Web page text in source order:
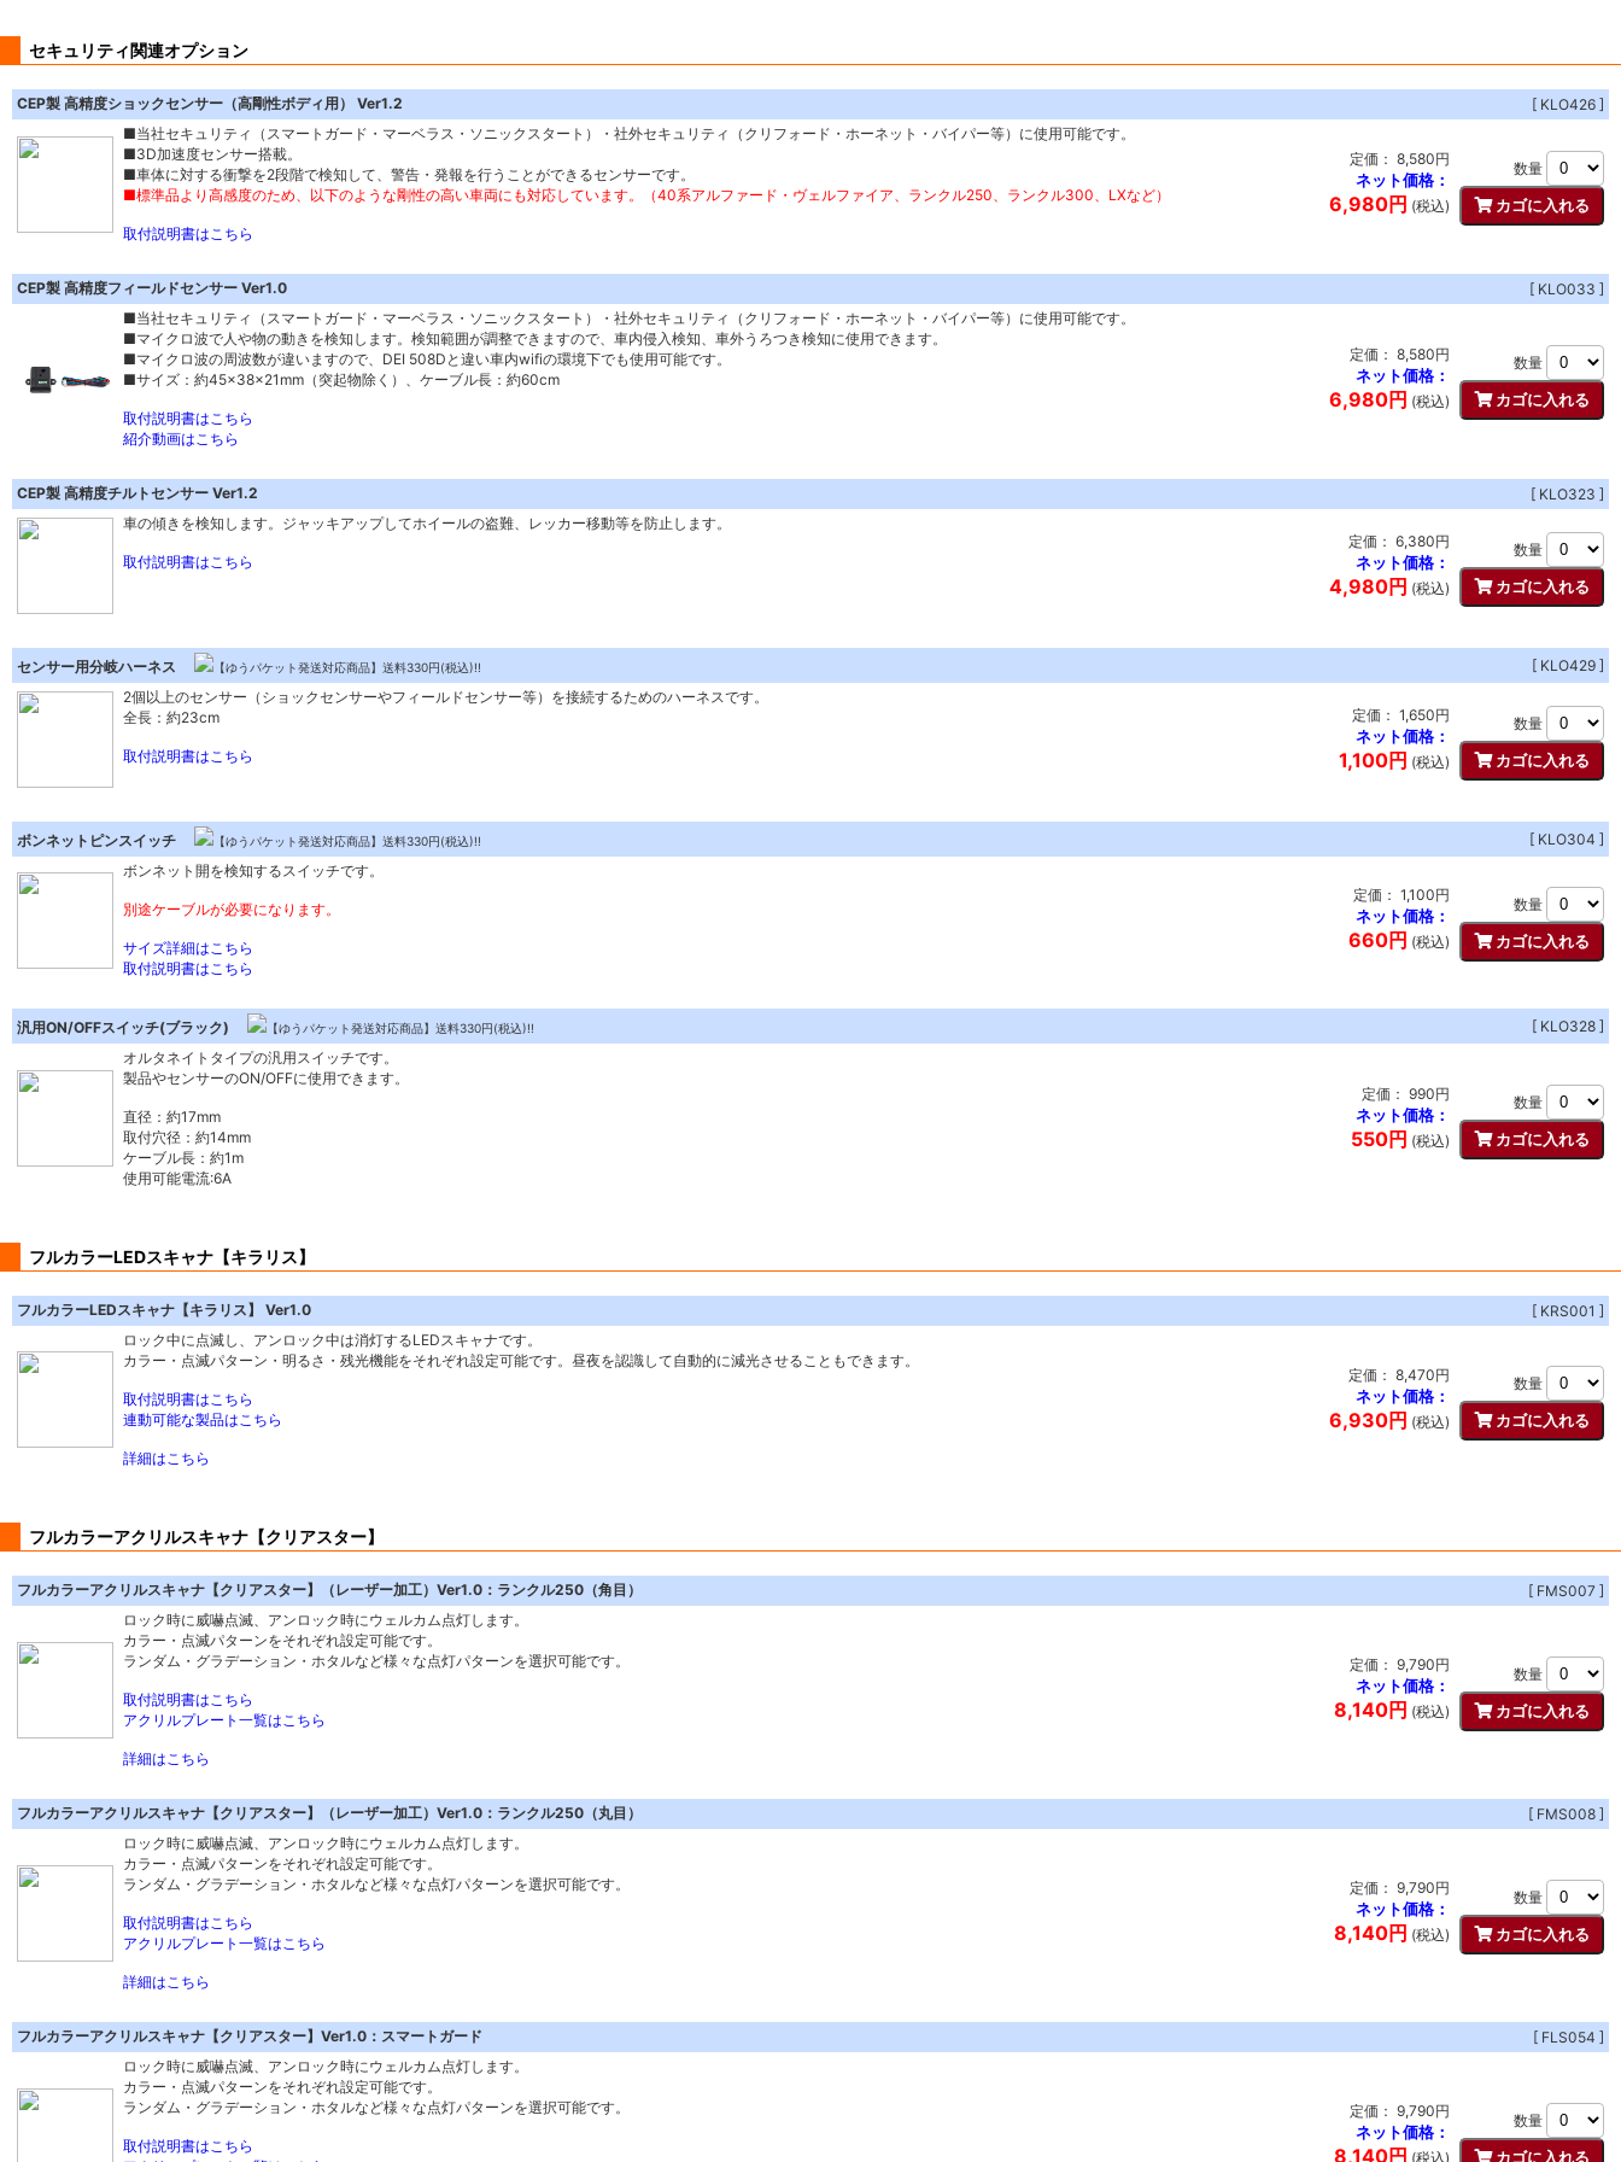
セキュリティ関連オプション
CEP製 高精度ショックセンサー（高剛性ボディ用） Ver1.2
[ KLO426 ]
■当社セキュリティ（スマートガード・マーベラス・ソニックスタート）・社外セキュリティ（クリフォード・ホーネット・バイパー等）に使用可能です。
■3D加速度センサー搭載。
■車体に対する衝撃を2段階で検知して、警告・発報を行うことができるセンサーです。
■標準品より高感度のため、以下のような剛性の高い車両にも対応しています。（40系アルファード・ヴェルファイア、ランクル250、ランクル300、LXなど）
取付説明書はこちら
定価： 8,580円
ネット価格：
6,980円 (税込)
数量
CEP製 高精度フィールドセンサー Ver1.0
[ KLO033 ]
■当社セキュリティ（スマートガード・マーベラス・ソニックスタート）・社外セキュリティ（クリフォード・ホーネット・バイパー等）に使用可能です。
■マイクロ波で人や物の動きを検知します。検知範囲が調整できますので、車内侵入検知、車外うろつき検知に使用できます。
■マイクロ波の周波数が違いますので、DEI 508Dと違い車内wifiの環境下でも使用可能です。
■サイズ：約45×38×21mm（突起物除く）、ケーブル長：約60cm
取付説明書はこちら
紹介動画はこちら
定価： 8,580円
ネット価格：
6,980円 (税込)
数量
CEP製 高精度チルトセンサー Ver1.2
[ KLO323 ]
車の傾きを検知します。ジャッキアップしてホイールの盗難、レッカー移動等を防止します。
取付説明書はこちら
定価： 6,380円
ネット価格：
4,980円 (税込)
数量
センサー用分岐ハーネス 【ゆうパケット発送対応商品】送料330円(税込)!!
[ KLO429 ]
2個以上のセンサー（ショックセンサーやフィールドセンサー等）を接続するためのハーネスです。
全長：約23cm
取付説明書はこちら
定価： 1,650円
ネット価格：
1,100円 (税込)
数量
ボンネットピンスイッチ 【ゆうパケット発送対応商品】送料330円(税込)!!
[ KLO304 ]
ボンネット開を検知するスイッチです。
別途ケーブルが必要になります。
サイズ詳細はこちら
取付説明書はこちら
定価： 1,100円
ネット価格：
660円 (税込)
数量
汎用ON/OFFスイッチ(ブラック) 【ゆうパケット発送対応商品】送料330円(税込)!!
[ KLO328 ]
オルタネイトタイプの汎用スイッチです。
製品やセンサーのON/OFFに使用できます。
直径：約17mm
取付穴径：約14mm
ケーブル長：約1m
使用可能電流:6A
定価： 990円
ネット価格：
550円 (税込)
数量
フルカラーLEDスキャナ【キラリス】
フルカラーLEDスキャナ【キラリス】 Ver1.0
[ KRS001 ]
ロック中に点滅し、アンロック中は消灯するLEDスキャナです。
カラー・点滅パターン・明るさ・残光機能をそれぞれ設定可能です。昼夜を認識して自動的に減光させることもできます。
取付説明書はこちら
連動可能な製品はこちら
詳細はこちら
定価： 8,470円
ネット価格：
6,930円 (税込)
数量
フルカラーアクリルスキャナ【クリアスター】
フルカラーアクリルスキャナ【クリアスター】（レーザー加工）Ver1.0：ランクル250（角目）
[ FMS007 ]
ロック時に威嚇点滅、アンロック時にウェルカム点灯します。
カラー・点滅パターンをそれぞれ設定可能です。
ランダム・グラデーション・ホタルなど様々な点灯パターンを選択可能です。
取付説明書はこちら
アクリルプレート一覧はこちら
詳細はこちら
定価： 9,790円
ネット価格：
8,140円 (税込)
数量
フルカラーアクリルスキャナ【クリアスター】（レーザー加工）Ver1.0：ランクル250（丸目）
[ FMS008 ]
ロック時に威嚇点滅、アンロック時にウェルカム点灯します。
カラー・点滅パターンをそれぞれ設定可能です。
ランダム・グラデーション・ホタルなど様々な点灯パターンを選択可能です。
取付説明書はこちら
アクリルプレート一覧はこちら
詳細はこちら
定価： 9,790円
ネット価格：
8,140円 (税込)
数量
フルカラーアクリルスキャナ【クリアスター】Ver1.0：スマートガード
[ FLS054 ]
ロック時に威嚇点滅、アンロック時にウェルカム点灯します。
カラー・点滅パターンをそれぞれ設定可能です。
ランダム・グラデーション・ホタルなど様々な点灯パターンを選択可能です。
取付説明書はこちら
定価： 9,790円
ネット価格：
8,140円 (税込)
数量